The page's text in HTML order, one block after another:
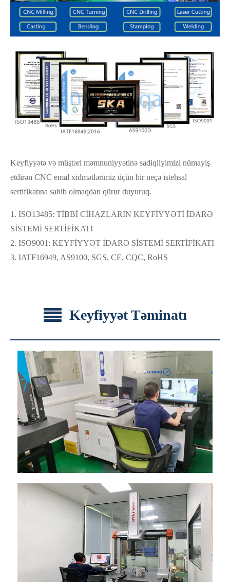
Keyfiyyətə və müştəri məmnuniyyətinə sadiqliyimizi nümayiş
etdirən CNC emal xidmətlərimiz üçün bir neçə istehsal
sertifikatına sahib olmaqdan qürur duyuruq.
1. ISO13485: TİBBİ CİHAZLARIN KEYFİYYƏTİ İDARƏ
SİSTEMİ SERTİFİKATI
2. ISO9001: KEYFİYYƏT İDARƏ SİSTEMİ SERTİFİKATI
3. IATF16949, AS9100, SGS, CE, CQC, RoHS
Keyfiyyət Təminatı